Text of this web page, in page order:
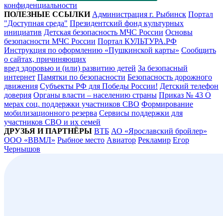
конфиденциальности
ПОЛЕЗНЫЕ ССЫЛКИ Администрация г. Рыбинск Портал
"Доступная среда" Президентский фонд культурных
инициатив Детская безопасность МЧС России Основы
безопасности МЧС России Портал КУЛЬТУРА.РФ
Инструкция по оформлению «Пушкинской карты» Сообщить
о сайтах, причиняющих
вред здоровью и (или) развитию детей За безопасный
интернет Памятки по безопасности Безопасность дорожного
движения Субъекты РФ для Победы России! Детский телефон
доверия Органы власти – населению страны Приказ № 43 О
мерах соц. поддержки участников СВО Формирование
мобилизационного резерва Сервисы поддержки для
участников СВО и их семей
ДРУЗЬЯ И ПАРТНЁРЫ ВТБ АО «Ярославский бройлер»
ООО «ВВМЛ» Рыбное место Авиатор Рекламир Егор
Чернышов